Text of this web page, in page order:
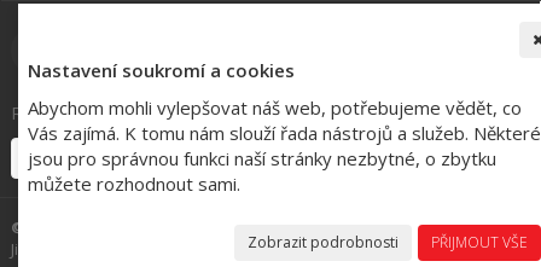
Nastavení soukromí a cookies
Abychom mohli vylepšovat náš web, potřebujeme vědět, co
Vás zajímá. K tomu nám slouží řada nástrojů a služeb. Některé
jsou pro správnou funkci naší stránky nezbytné, o zbytku
můžete rozhodnout sami.
Zobrazit podrobnosti PŘIJMOUT VŠE
Registrace k odběru novinek:
©
Praha, Brno, Ostrava, Nový
Jičín a okolí |
Nastavení soukromí| WebDesign Amenit